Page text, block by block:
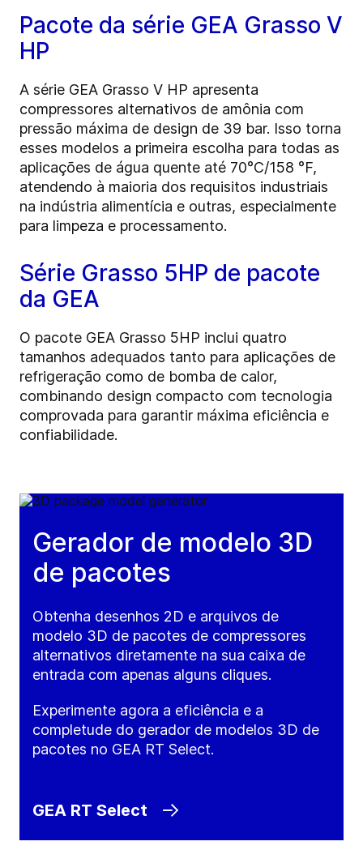
Pacote da série GEA Grasso V
HP
A série GEA Grasso V HP apresenta
compressores alternativos de amônia com
pressão máxima de design de 39 bar. Isso torna
esses modelos a primeira escolha para todas as
aplicações de água quente até 70°C/158 °F,
atendendo à maioria dos requisitos industriais
na indústria alimentícia e outras, especialmente
para limpeza e processamento.
Série Grasso 5HP de pacote
da GEA
O pacote GEA Grasso 5HP inclui quatro
tamanhos adequados tanto para aplicações de
refrigeração como de bomba de calor,
combinando design compacto com tecnologia
comprovada para garantir máxima eficiência e
confiabilidade.
Gerador de modelo 3D
de pacotes
Obtenha desenhos 2D e arquivos de
modelo 3D de pacotes de compressores
alternativos diretamente na sua caixa de
entrada com apenas alguns cliques.
Experimente agora a eficiência e a
completude do gerador de modelos 3D de
pacotes no GEA RT Select.
GEA RT Select